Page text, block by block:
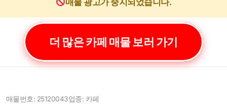
매물 광고가 중지되었습니다.
더 많은 카페 매물 보러 가기
매물번호: 25120043업종: 카페